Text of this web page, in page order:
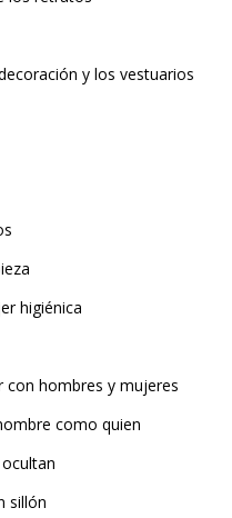
y los vestuarios
higiénica
con hombres y mujeres
como quien
sillón